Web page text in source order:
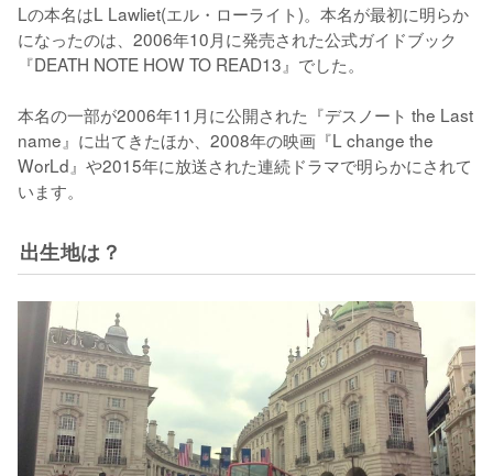
Lの本名はL Lawliet(エル・ローライト)。本名が最初に明らか
になったのは、2006年10月に発売された公式ガイドブック
『DEATH NOTE HOW TO READ13』でした。
本名の一部が2006年11月に公開された『デスノート the Last
name』に出てきたほか、2008年の映画『L change the
WorLd』や2015年に放送された連続ドラマで明らかにされて
います。
出生地は？